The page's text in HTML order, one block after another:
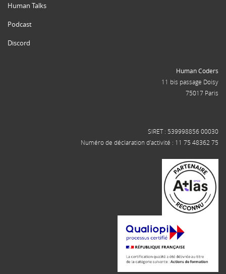
Human Talks
Podcast
Discord
Human Coders
11 bis passage Doisy
75017 Paris
SIRET : 539998856 00030
Numéro de déclaration d'activité : 11 75 48362 75